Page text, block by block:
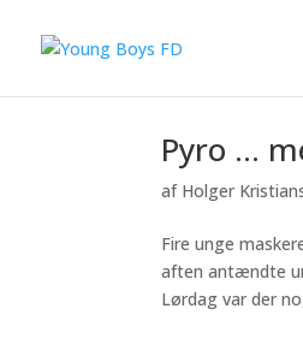
Pyro …
af Holger
Fire unge
aften antændte
Lørdag var der